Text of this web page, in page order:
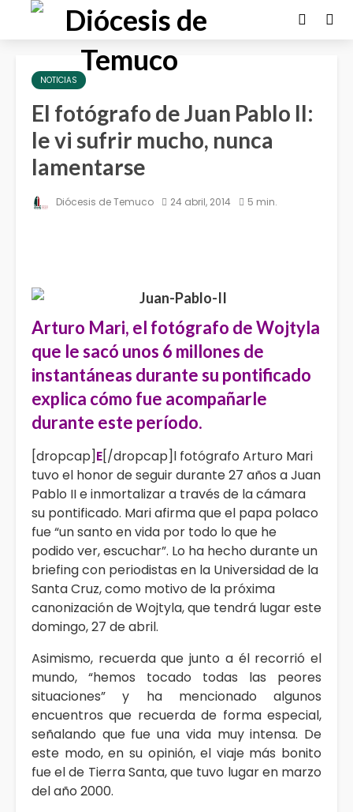
NOTICIAS
El fotógrafo de Juan Pablo II:
le vi sufrir mucho, nunca
lamentarse
Diócesis de Temuco 24 abril, 2014 5 min.
Arturo Mari, el fotógrafo de Wojtyla
que le sacó unos 6 millones de
instantáneas durante su pontificado
explica cómo fue acompañarle
durante este período.
[dropcap]E[/dropcap]l fotógrafo Arturo Mari
tuvo el honor de seguir durante 27 años a Juan
Pablo II e inmortalizar a través de la cámara
su pontificado. Mari afirma que el papa polaco
fue “un santo en vida por todo lo que he
podido ver, escuchar”. Lo ha hecho durante un
briefing con periodistas en la Universidad de la
Santa Cruz, como motivo de la próxima
canonización de Wojtyla, que tendrá lugar este
domingo, 27 de abril.
Asimismo, recuerda que junto a él recorrió el
mundo, “hemos tocado todas las peores
situaciones” y ha mencionado algunos
encuentros que recuerda de forma especial,
señalando que fue una vida muy intensa. De
este modo, en su opinión, el viaje más bonito
fue el de Tierra Santa, que tuvo lugar en marzo
del año 2000.